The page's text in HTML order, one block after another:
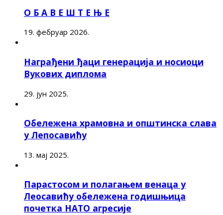
О Б А В Е Ш Т Е Њ Е
19. фебруар 2026.
Награђени ђаци генерација и носиоци
Вукових диплома
29. јун 2025.
Обележена храмовна и општинска слава
у Лепосавићу
13. мај 2025.
Парастосом и полагањем венаца у
Леосавићу обележена годишњица
почетка НАТО агресије